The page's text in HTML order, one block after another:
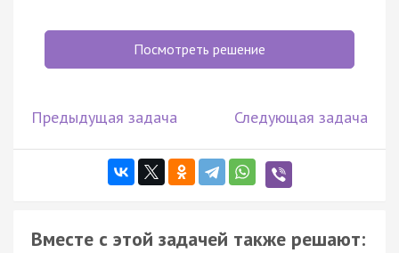
Посмотреть решение
Предыдущая задача Следующая задача
Вместе с этой задачей также решают: